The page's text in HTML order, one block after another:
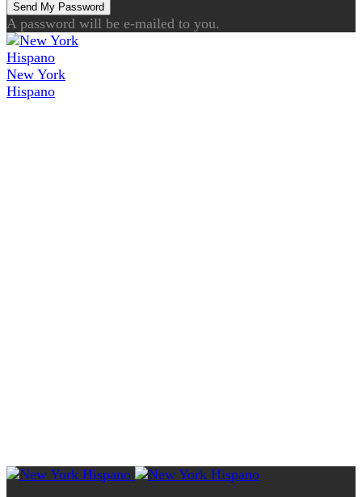
A password will be e-mailed to you.
New York
Hispano